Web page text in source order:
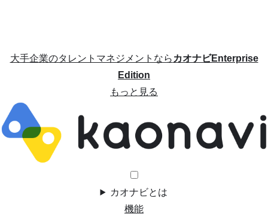
大手企業のタレントマネジメントならカオナビEnterprise
Edition
もっと見る
カオナビとは
機能